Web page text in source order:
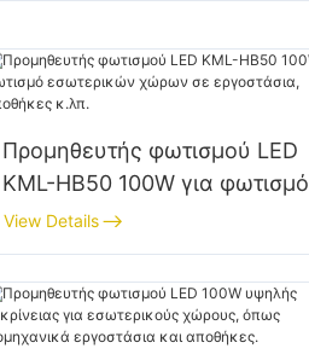
Προμηθευτής φωτισμού LED
KML-HB50 100W για φωτισμό
εσωτερικών χώρων σε
εργοστάσια, αποθήκες κ.λπ.
View Details